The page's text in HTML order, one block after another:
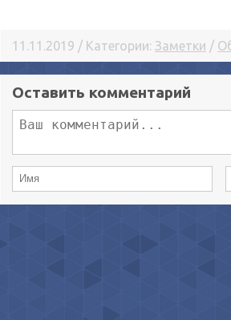
11.11.2019 / Категории: Заметки /
Оставить комментарий